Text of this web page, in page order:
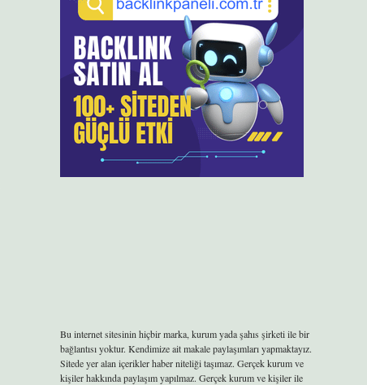
Bu internet sitesinin hiçbir marka, kurum yada şahıs şirketi ile bir
bağlantısı yoktur. Kendimize ait makale paylaşımları yapmaktayız.
Sitede yer alan içerikler haber niteliği taşımaz. Gerçek kurum ve
kişiler hakkında paylaşım yapılmaz. Gerçek kurum ve kişiler ile